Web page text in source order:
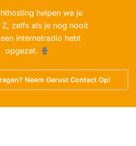
helpen we je
zelfs als je nog nooit
internetradio hebt
opgezet.
Neem Gerust Contact Op!